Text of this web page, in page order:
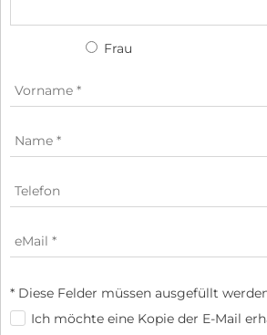
Frau
* Diese Felder müssen ausgefüllt
Ich möchte eine Kopie der E-Mail